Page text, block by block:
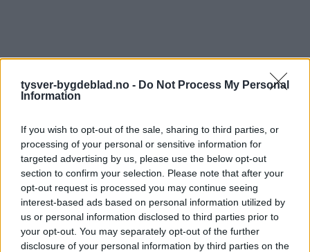
tysver-bygdeblad.no - Do Not Process My Personal
Information
If you wish to opt-out of the sale, sharing to third parties, or
processing of your personal or sensitive information for
targeted advertising by us, please use the below opt-out
section to confirm your selection. Please note that after your
opt-out request is processed you may continue seeing
interest-based ads based on personal information utilized by
us or personal information disclosed to third parties prior to
your opt-out. You may separately opt-out of the further
disclosure of your personal information by third parties on the